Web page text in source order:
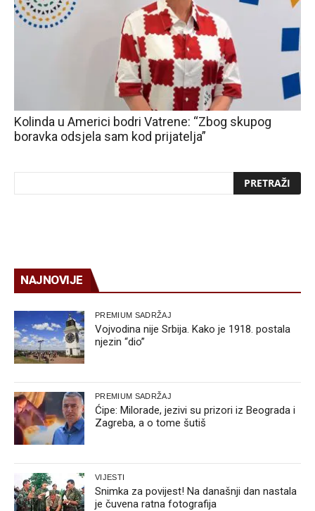
Kolinda u Americi bodri Vatrene: “Zbog skupog
boravka odsjela sam kod prijatelja”
NAJNOVIJE
PREMIUM SADRŽAJ
Vojvodina nije Srbija. Kako je 1918. postala
njezin “dio”
PREMIUM SADRŽAJ
Ćipe: Milorade, jezivi su prizori iz Beograda i
Zagreba, a o tome šutiš
VIJESTI
Snimka za povijest! Na današnji dan nastala
je čuvena ratna fotografija